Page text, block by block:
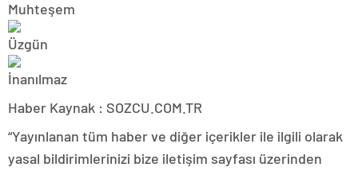
Haber Kaynak : SOZCU.COM.TR
“Yayınlanan tüm haber ve diğer içerikler ile ilgili olarak
yasal bildirimlerinizi bize iletişim sayfası üzerinden